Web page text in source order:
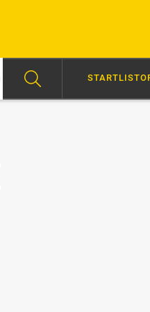
07:00 ÅKE INVALD I HALL OF FAME